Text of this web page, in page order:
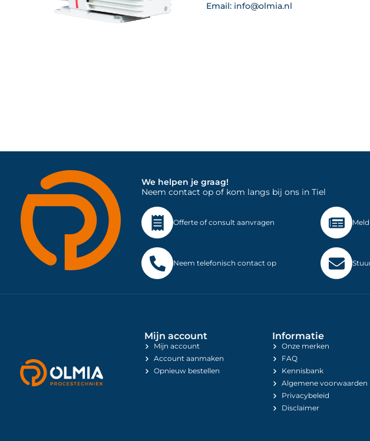
Email: info@olmia.nl
We helpen je graag!
Neem contact op of kom langs bij ons in Tiel
Offerte of consult aanvragen
Neem telefonisch contact op
Mijn account
Mijn account
Account aanmaken
Opnieuw bestellen
Informatie
Onze merken
FAQ
Kennisbank
Algemene voorwaarden
Privacybeleid
Disclaimer